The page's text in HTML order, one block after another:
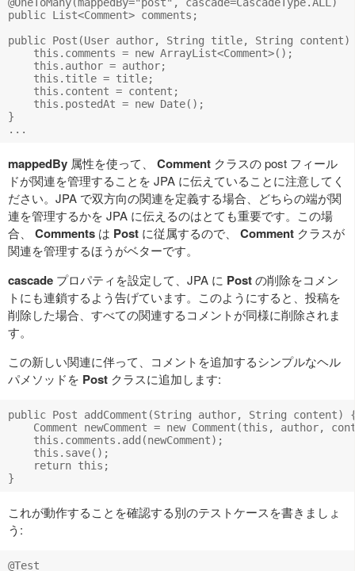
public List<Comment> comments;
public Post(User author, String title, String
    this.comments = new ArrayList<Comment>();
    this.author = author;
    this.title = title;
    this.content = content;
    this.postedAt = new Date();
}
mappedBy 属性を使って、 Comment クラスの post フィール
ドが関連を管理することを JPA に伝えていることに注意してく
ださい。JPA で双方向の関連を定義する場合、どちらの端が関
連を管理するかを JPA に伝えるのはとても重要です。この場
合、 Comments は Post に従属するので、 Comment クラスが
関連を管理するほうがベターです。
cascade プロパティを設定して、JPA に Postの削除をコメン
トにも連鎖するよう告げています。このようにすると、投稿を
削除した場合、すべての関連するコメントが同様に削除されま
す。
この新しい関連に伴って、コメントを追加するシンプルなヘル
パメソッドを Post クラスに追加します:
public Post addComment(String author, String content)
Comment newComment = new Comment(this, author,
    this.comments.add(newComment);
    this.save();
    return this;
これが動作することを確認する別のテストケースを書きましょ
う:
@Test